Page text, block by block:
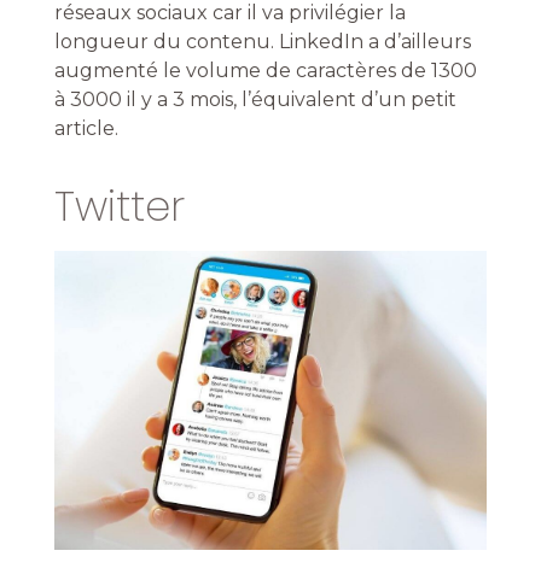
réseaux sociaux car il va privilégier la
longueur du contenu. LinkedIn a d’ailleurs
augmenté le volume de caractères de 1300
à 3000 il y a 3 mois, l’équivalent d’un petit
article.
Twitter